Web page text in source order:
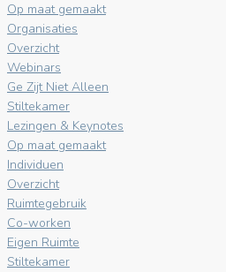
Op maat gemaakt
Organisaties
Overzicht
Webinars
Ge Zijt Niet Alleen
Stiltekamer
Lezingen & Keynotes
Op maat gemaakt
Individuen
Overzicht
Ruimtegebruik
Co-worken
Eigen Ruimte
Stiltekamer